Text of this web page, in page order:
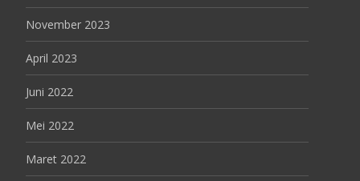
November 2023
April 2023
Juni 2022
Mei 2022
Maret 2022